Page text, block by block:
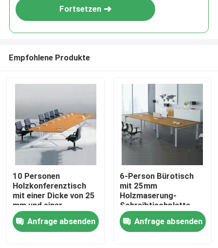
Fortsetzen
Empfohlene Produkte
10 Personen
Holzkonferenztisch
mit einer Dicke von 25
mm und einer
kratzfesten
Oberfläche für
Sitzungen im
Anfrage absenden
6-Person Bürotisch
mit 25mm
Holzmaserung-
Schreibtischplatte,
kratzfester
Oberfläche und
anpassbaren Farben
Anfrage absenden